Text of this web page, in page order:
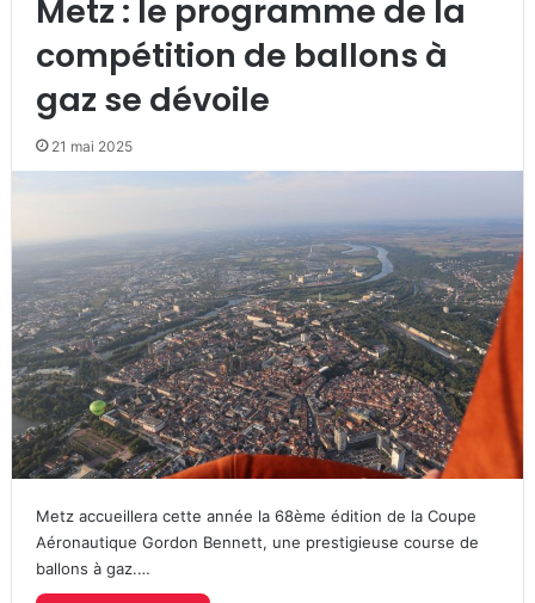
Metz : le programme de la
compétition de ballons à
gaz se dévoile
21 mai 2025
Metz accueillera cette année la 68ème édition de la Coupe
Aéronautique Gordon Bennett, une prestigieuse course de
ballons à gaz.…